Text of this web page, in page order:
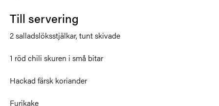
Till servering
2 salladslöksstjälkar, tunt skivade
1 röd chili skuren i små bitar
Hackad färsk koriander
Furikake